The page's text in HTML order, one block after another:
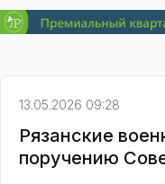
13.05.2026 09:28
Рязанские
поручению